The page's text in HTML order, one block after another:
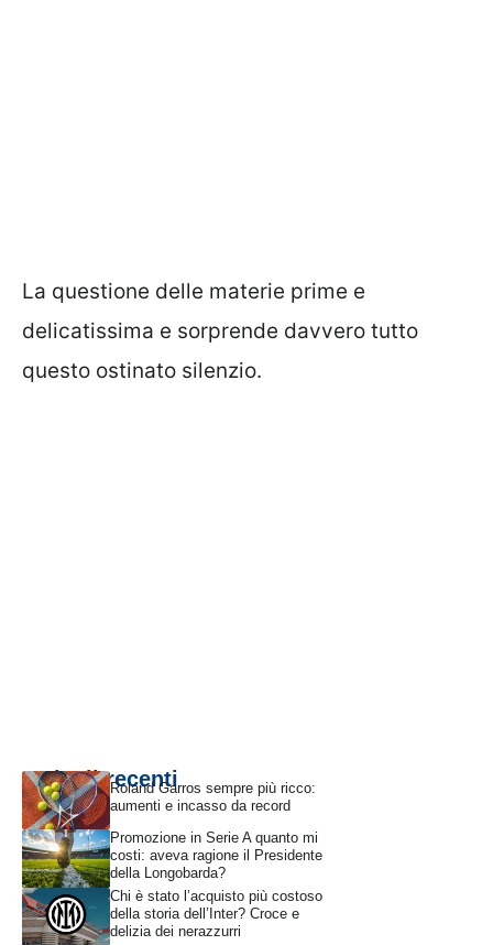
La questione delle materie prime e
delicatissima e sorprende davvero tutto
questo ostinato silenzio.
Articoli recentiRoland Garros sempre più ricco:
aumenti e incasso da record
Promozione in Serie A quanto mi
costi: aveva ragione il Presidente
della Longobarda?
Chi è stato l’acquisto più costoso
della storia dell’Inter? Croce e
delizia dei nerazzurri